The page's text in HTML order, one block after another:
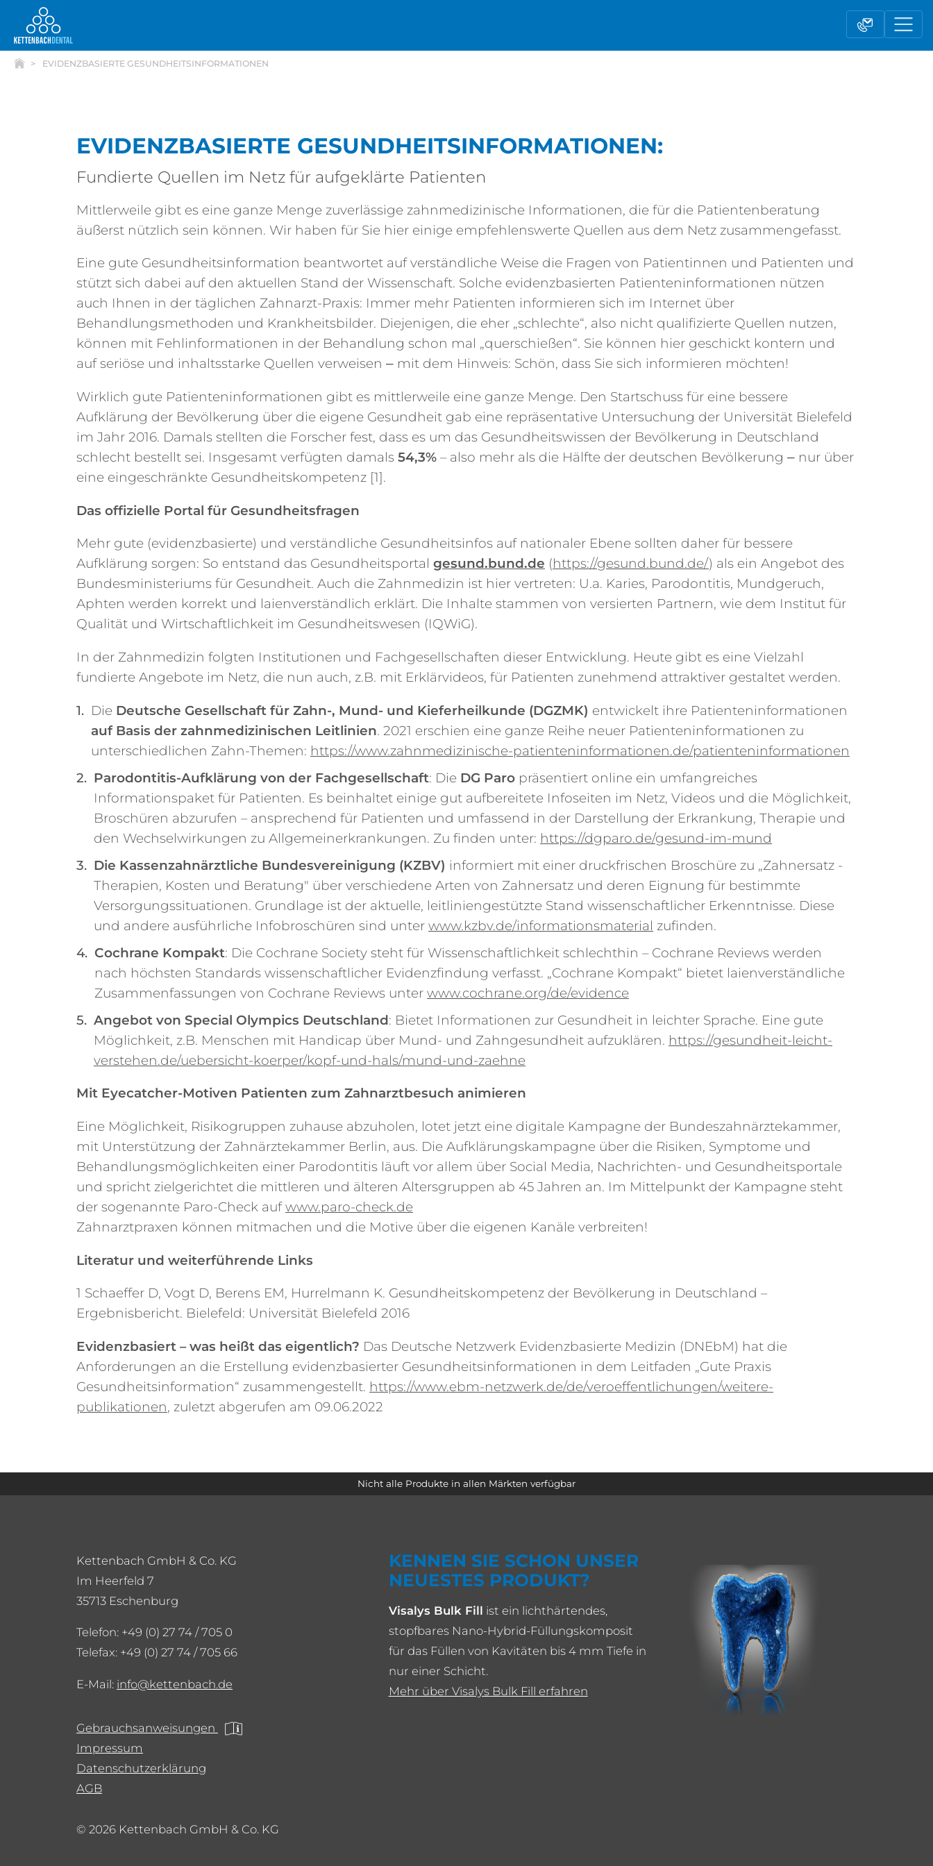
EVIDENZBASIERTE GESUNDHEITSINFORMATIONEN
EVIDENZBASIERTE GESUNDHEITSINFORMATIONEN:
Fundierte Quellen im Netz für aufgeklärte Patienten
Mittlerweile gibt es eine ganze Menge zuverlässige zahnmedizinische Informationen, die für die Patientenberatung
äußerst nützlich sein können. Wir haben für Sie hier einige empfehlenswerte Quellen aus dem Netz zusammengefasst.
Eine gute Gesundheitsinformation beantwortet auf verständliche Weise die Fragen von Patientinnen und Patienten und
stützt sich dabei auf den aktuellen Stand der Wissenschaft. Solche evidenzbasierten Patienteninformationen nützen
auch Ihnen in der täglichen Zahnarzt-Praxis: Immer mehr Patienten informieren sich im Internet über
Behandlungsmethoden und Krankheitsbilder. Diejenigen, die eher „schlechte“, also nicht qualifizierte Quellen nutzen,
können mit Fehlinformationen in der Behandlung schon mal „querschießen“. Sie können hier geschickt kontern und
auf seriöse und inhaltsstarke Quellen verweisen ‒ mit dem Hinweis: Schön, dass Sie sich informieren möchten!
Wirklich gute Patienteninformationen gibt es mittlerweile eine ganze Menge. Den Startschuss für eine bessere
Aufklärung der Bevölkerung über die eigene Gesundheit gab eine repräsentative Untersuchung der Universität Bielefeld
im Jahr 2016. Damals stellten die Forscher fest, dass es um das Gesundheitswissen der Bevölkerung in Deutschland
schlecht bestellt sei. Insgesamt verfügten damals 54,3% – also mehr als die Hälfte der deutschen Bevölkerung ‒ nur über
eine eingeschränkte Gesundheitskompetenz [1].
Das offizielle Portal für Gesundheitsfragen
Mehr gute (evidenzbasierte) und verständliche Gesundheitsinfos auf nationaler Ebene sollten daher für bessere
Aufklärung sorgen: So entstand das Gesundheitsportal gesund.bund.de (https://gesund.bund.de/) als ein Angebot des
Bundesministeriums für Gesundheit. Auch die Zahnmedizin ist hier vertreten: U.a. Karies, Parodontitis, Mundgeruch,
Aphten werden korrekt und laienverständlich erklärt. Die Inhalte stammen von versierten Partnern, wie dem Institut für
Qualität und Wirtschaftlichkeit im Gesundheitswesen (IQWiG).
In der Zahnmedizin folgten Institutionen und Fachgesellschaften dieser Entwicklung. Heute gibt es eine Vielzahl
fundierte Angebote im Netz, die nun auch, z.B. mit Erklärvideos, für Patienten zunehmend attraktiver gestaltet werden.
Die Deutsche Gesellschaft für Zahn-, Mund- und Kieferheilkunde (DGZMK) entwickelt ihre Patienteninformationen
auf Basis der zahnmedizinischen Leitlinien. 2021 erschien eine ganze Reihe neuer Patienteninformationen zu
unterschiedlichen Zahn-Themen: https://www.zahnmedizinische-patienteninformationen.de/patienteninformationen
Parodontitis-Aufklärung von der Fachgesellschaft: Die DG Paro präsentiert online ein umfangreiches
Informationspaket für Patienten. Es beinhaltet einige gut aufbereitete Infoseiten im Netz, Videos und die Möglichkeit,
Broschüren abzurufen – ansprechend für Patienten und umfassend in der Darstellung der Erkrankung, Therapie und
den Wechselwirkungen zu Allgemeinerkrankungen. Zu finden unter: https://dgparo.de/gesund-im-mund
Die Kassenzahnärztliche Bundesvereinigung (KZBV) informiert mit einer druckfrischen Broschüre zu „Zahnersatz -
Therapien, Kosten und Beratung" über verschiedene Arten von Zahnersatz und deren Eignung für bestimmte
Versorgungssituationen. Grundlage ist der aktuelle, leitliniengestützte Stand wissenschaftlicher Erkenntnisse. Diese
und andere ausführliche Infobroschüren sind unter www.kzbv.de/informationsmaterial zufinden.
Cochrane Kompakt: Die Cochrane Society steht für Wissenschaftlichkeit schlechthin – Cochrane Reviews werden
nach höchsten Standards wissenschaftlicher Evidenzfindung verfasst. „Cochrane Kompakt“ bietet laienverständliche
Zusammenfassungen von Cochrane Reviews unter www.cochrane.org/de/evidence
Angebot von Special Olympics Deutschland: Bietet Informationen zur Gesundheit in leichter Sprache. Eine gute
Möglichkeit, z.B. Menschen mit Handicap über Mund- und Zahngesundheit aufzuklären. https://gesundheit-leicht-
verstehen.de/uebersicht-koerper/kopf-und-hals/mund-und-zaehne
Mit Eyecatcher-Motiven Patienten zum Zahnarztbesuch animieren
Eine Möglichkeit, Risikogruppen zuhause abzuholen, lotet jetzt eine digitale Kampagne der Bundeszahnärztekammer,
mit Unterstützung der Zahnärztekammer Berlin, aus. Die Aufklärungskampagne über die Risiken, Symptome und
Behandlungsmöglichkeiten einer Parodontitis läuft vor allem über Social Media, Nachrichten- und Gesundheitsportale
und spricht zielgerichtet die mittleren und älteren Altersgruppen ab 45 Jahren an. Im Mittelpunkt der Kampagne steht
der sogenannte Paro-Check aufwww.paro-check.de
Zahnarztpraxen können mitmachen und die Motive über die eigenen Kanäle verbreiten!
Literatur und weiterführende Links
1 Schaeffer D, Vogt D, Berens EM, Hurrelmann K. Gesundheitskompetenz der Bevölkerung in Deutschland –
Ergebnisbericht. Bielefeld: Universität Bielefeld 2016
Evidenzbasiert – was heißt das eigentlich? Das Deutsche Netzwerk Evidenzbasierte Medizin (DNEbM) hat die
Anforderungen an die Erstellung evidenzbasierter Gesundheitsinformationen in dem Leitfaden „Gute Praxis
Gesundheitsinformation“ zusammengestellt. https://www.ebm-netzwerk.de/de/veroeffentlichungen/weitere-
publikationen, zuletzt abgerufen am 09.06.2022
Nicht alle Produkte in allen Märkten verfügbar
Kettenbach GmbH & Co. KG
Im Heerfeld 7
35713 Eschenburg
Telefon: +49 (0) 27 74 / 705 0
Telefax: +49 (0) 27 74 / 705 66
E-Mail: info kettenbach.de
KENNEN SIE SCHON UNSER
NEUESTES PRODUKT?
Visalys Bulk Fill ist ein lichthärtendes,
stopfbares Nano-Hybrid-Füllungskomposit
für das Füllen von Kavitäten bis 4 mm Tiefe in
nur einer Schicht.
Mehr über Visalys Bulk Fill erfahren
Gebrauchsanweisungen
Impressum
Datenschutzerklärung
AGB
© 2026 Kettenbach GmbH & Co. KG